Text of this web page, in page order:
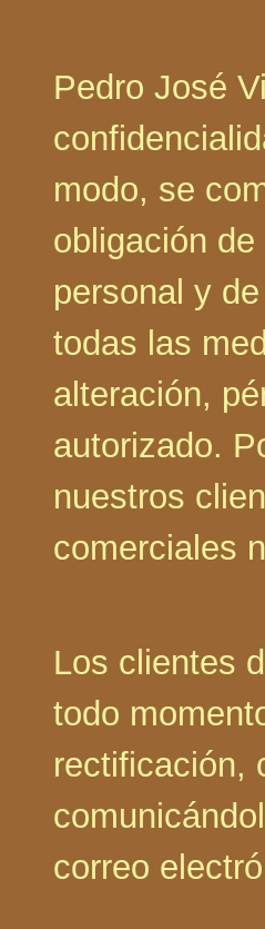
Pedro José
modo, se
obligación
personal y
todas las
alteración,
autorizado.
nuestros
comerciales
Los clientes
todo
rectificación,
correo